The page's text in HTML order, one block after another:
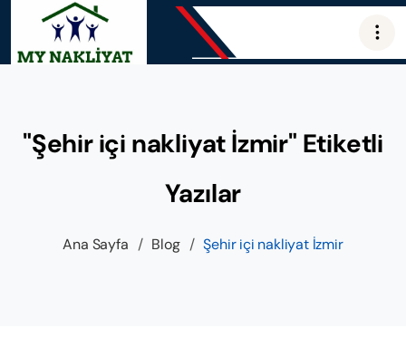
"Şehir içi nakliyat İzmir" Etiketli
Yazılar
Ana Sayfa / Blog / Şehir içi nakliyat İzmir